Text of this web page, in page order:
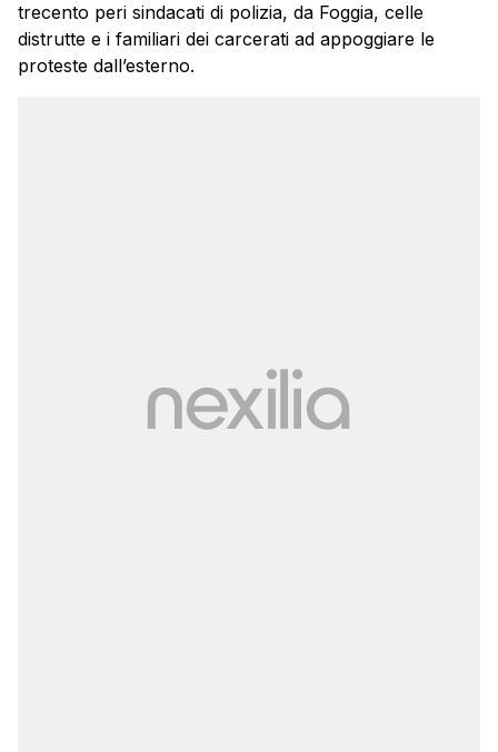
trecento peri sindacati di polizia, da Foggia, celle
distrutte e i familiari dei carcerati ad appoggiare le
proteste dall’esterno.